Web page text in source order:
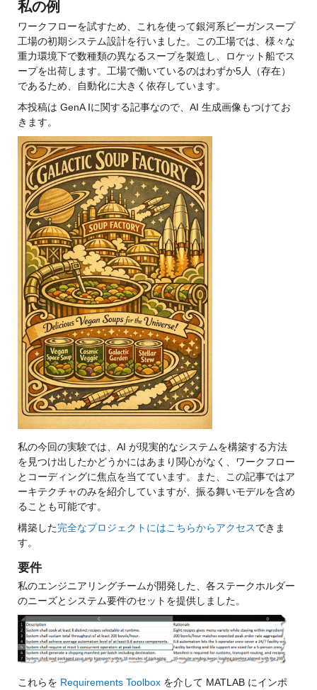
私の例
ワークフローを試すため、これを使って銀河系ビーガンスープ
工場の初期システム設計を行いました。この工場では、様々な
重力環境下で数種類の異なるスープを製造し、ロケット船でス
ープを出荷します。工場で働いているのはわずか5人（存在）
であるため、自動化に大きく依存しています。
本投稿は GenA Iに関する記事なので、AI 生成画像もつけてお
きます。
私の今回の実験では、AI が現実的なシステムを構築する方法
を見つけ出したかどうかにはあまり関心がなく、ワークフロー
とコーディングに焦点を当てています。また、この記事ではア
ーキテクチャのみを紹介していますが、振る舞いモデルを含め
ることも可能です。
構築した完全なプロジェクトにはこちらからアクセスできま
す。
要件
私のエンジニアリングチームが開発した、各ステークホルダー
のニーズとシステム要件のセットを提供しました。
これらを Requirements Toolboxを介して MATLAB にインポ